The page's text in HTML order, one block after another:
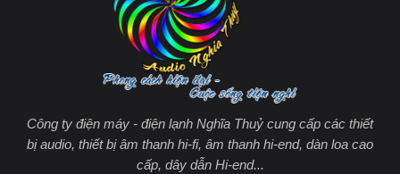
Công ty điện máy - điện lạnh Nghĩa Thuỷ cung cấp các thiết
bị audio, thiết bị âm thanh hi-fi, âm thanh hi-end, dàn loa cao
cấp, dây dẫn Hi-end...